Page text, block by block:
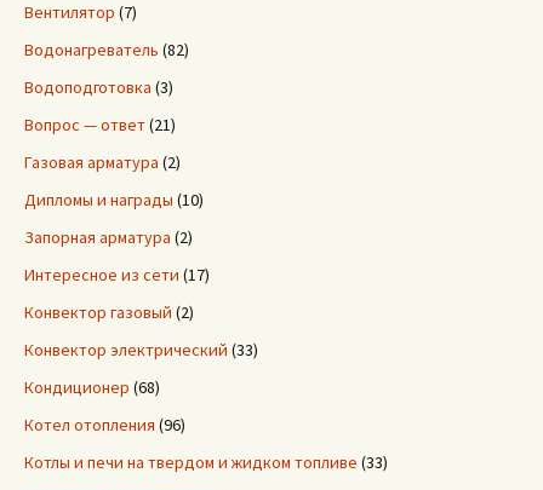
Вентилятор (7)
Водонагреватель (82)
Водоподготовка (3)
Вопрос — ответ(21)
Газовая арматура (2)
Дипломы и награды (10)
Запорная арматура (2)
Интересное из сети (17)
Конвектор газовый (2)
Конвектор электрический (33)
Кондиционер (68)
Котел отопления (96)
Котлы и печи на твердом и жидком топливе (33)